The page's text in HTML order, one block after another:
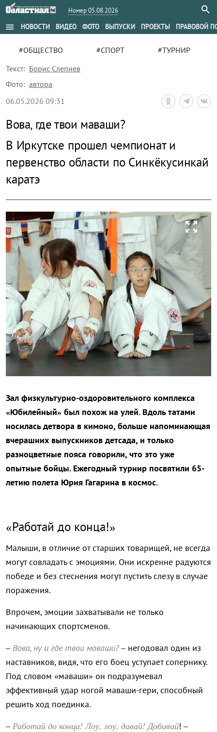
Номер 05.08.2026
menu НОВОСТИ ВИДЕО ФОТО ВЫПУСКИ ПРОЕКТЫ ПРАВОВОЙ
#ОБЩЕСТВО #СПОРТ
#ТУРНИР
Текст: Борис Слепнев
Фото: автора
06.05.2026 09:31
Вова, где твои маваши?
В Иркутске прошел чемпионат и
первенство области по Синкёкусинкай
каратэ
zoom_out_map
Зал физкультурно-оздоровительного комплекса
«Юбилейный» был похож на улей. Вдоль татами
носилась детвора в кимоно, больше напоминающая
вчерашних выпускников детсада, и только
разноцветные пояса говорили, что это уже
опытные бойцы. Ежегодный турнир посвятили 65-
летию полета Юрия Гагарина в космос.
«Работай до конца!»
Малыши, в отличие от старших товарищей, не всегда
могут совладать с эмоциями. Они искренне радуются
победе и без стеснения могут пустить слезу в случае
поражения.
Впрочем, эмоции захватывали не только
начинающих спортсменов.
– Вова, ну и где твои маваши?– негодовал один из
наставников, видя, что его боец уступает сопернику.
Под словом «маваши» он подразумевал
эффективный удар ногой маваши-гери, способный
решить ход поединка.
–Работай до конца! Лоу, лоу, давай! Добивай! –